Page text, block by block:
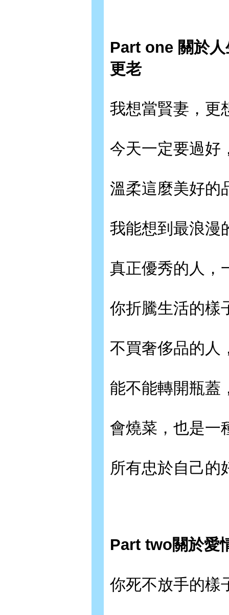
Part one 關於
更老
我想當賢妻，更
今天一定要過好
溫柔這麼美好的
我能想到最浪漫
真正優秀的人，
你折騰生活的樣
不買奢侈品的人
能不能轉開瓶蓋
會燒菜，也是一
所有忠於自己的
Part two關於愛
你死不放手的樣